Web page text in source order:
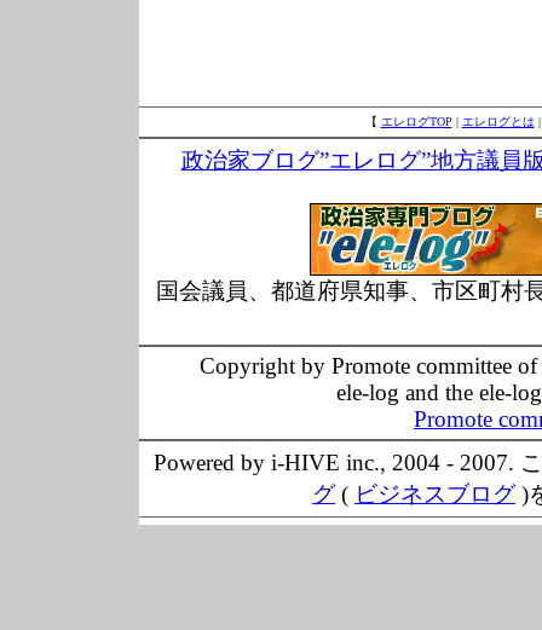
【 エレログTOP | エレログとは
政治家ブログ”エレログ”地方議員
国会議員、都道府県知事、市区町村
Copyright by Promote committee
ele-log and the ele-
Promote
Powered by i-HIVE inc., 2004 - 2007.
グ( ビジネスブログ)